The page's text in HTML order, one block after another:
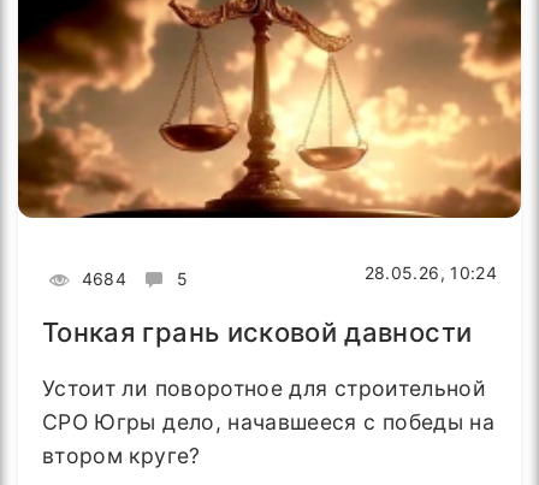
4684 5 28.05.26, 10:24
Тонкая грань исковой давности
Устоит ли поворотное для строительной
СРО Югры дело, начавшееся с победы на
втором круге?